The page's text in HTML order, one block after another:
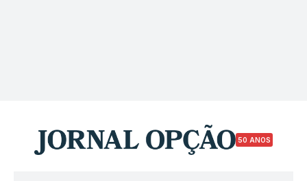
50 ANOS